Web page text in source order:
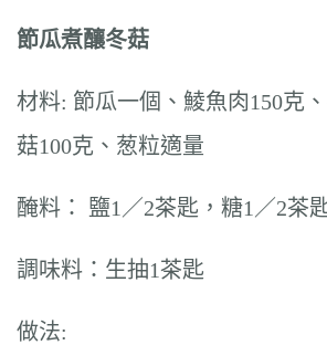
節瓜煮釀冬菇
材料: 節瓜一個、鯪魚肉150克
菇100克、葱粒適量
醃料： 鹽1／2茶匙，糖1／2茶
調味料：生抽1茶匙
做法: